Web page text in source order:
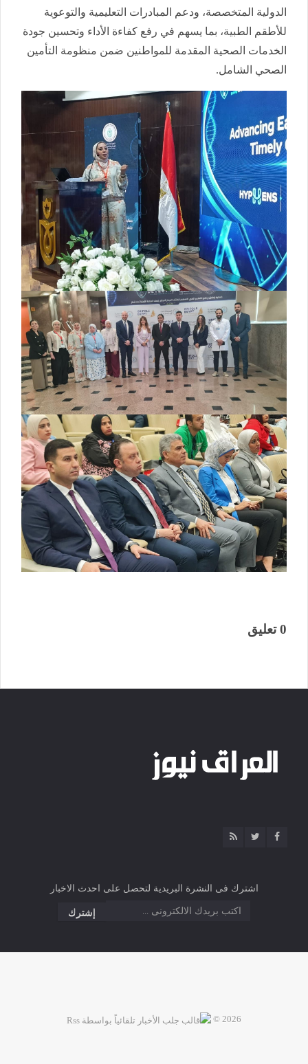
الدولية المتخصصة، ودعم المبادرات التعليمية والتوعوية
للأطقم الطبية، بما يسهم في رفع كفاءة الأداء وتحسين جودة
الخدمات الصحية المقدمة للمواطنين ضمن منظومة التأمين
الصحي الشامل.
0 تعليق
اشترك فى النشرة البريدية لتحصل على احدث الاخبار
2026 ©